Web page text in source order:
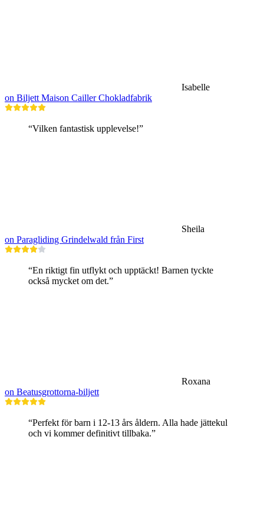
Isabelle
on Biljett Maison Cailler Chokladfabrik
“Vilken fantastisk upplevelse!”
Sheila
on Paragliding Grindelwald från First
“En riktigt fin utflykt och upptäckt! Barnen tyckte
också mycket om det.”
Roxana
on Beatusgrottorna-biljett
“Perfekt för barn i 12-13 års åldern. Alla hade jättekul
och vi kommer definitivt tillbaka.”